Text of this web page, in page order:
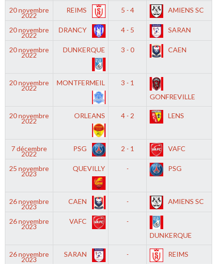
20 novembre
2022
REIMS 5 - 4 AMIENS SC
20 novembre
2022
DRANCY 4 - 5 SARAN
20 novembre
2022
DUNKERQUE 3 - 0 CAEN
20 novembre
2022
MONTFERMEIL
3 - 1
GONFREVILLE
20 novembre
2022
ORLEANS 4 - 2 LENS
7 décembre
2022
PSG 2 - 1 VAFC
25 novembre
2023
QUEVILLY - PSG
26 novembre
2023
CAEN - AMIENS SC
26 novembre
2023
VAFC
-
DUNKERQUE
26 novembre
2023
SARAN - REIMS